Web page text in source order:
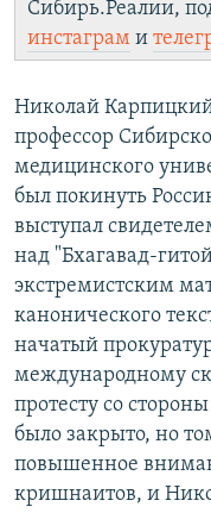
Сибирь.Реалии,
инстаграм и
Николай
профессор
медицинского
был покинуть
выступал
над "Бхагавад-
экстремистским
канонического
начатый
международному
протесту со
было закрыто, но
повышенное
кришнаитов, и